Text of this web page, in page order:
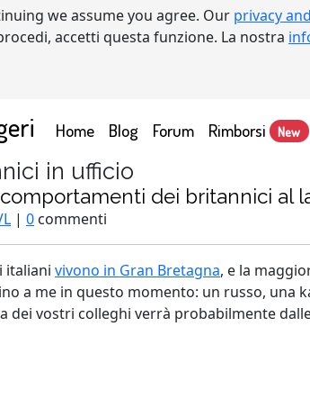
we assume you agree. Our privacy
accetti questa funzione. La nostra
Home(current)
Blog Forum Rimborsi New
in ufficio
dei britannici al
| 0 commenti
italiani vivono in Gran Bretagna, e la
a me in questo momento: un russo, una
dei vostri colleghi verrà probabilmente